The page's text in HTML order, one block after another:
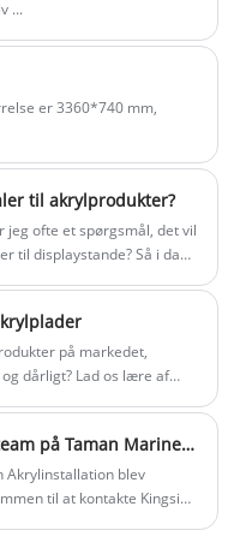
...
er 3360*740 mm,
til akrylprodukter?
ofte et spørgsmål, det vil
til displaystande? Så i dag
på markedet,
dårligt? Lad os lære af
Kingsign Acrylic installation team på Taman Marine Park Bali Indonesien
Akrylinstallation blev